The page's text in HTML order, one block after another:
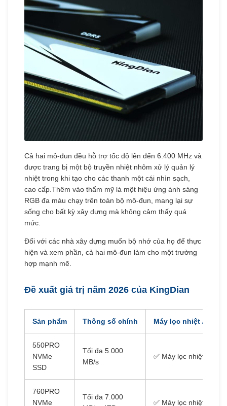
Cả hai mô-đun đều hỗ trợ tốc độ lên đến 6.400 MHz và
được trang bị một bộ truyền nhiệt nhôm xử lý quản lý
nhiệt trong khi tạo cho các thanh một cái nhìn sạch,
cao cấp.Thêm vào thẩm mỹ là một hiệu ứng ánh sáng
RGB đa màu chạy trên toàn bộ mô-đun, mang lại sự
sống cho bất kỳ xây dựng mà không cảm thấy quá
mức.
Đối với các nhà xây dựng muốn bộ nhớ của họ để thực
hiện và xem phần, cả hai mô-đun làm cho một trường
hợp mạnh mẽ.
Đề xuất giá trị năm 2026 của KingDian
Sản phẩm Thông số chính Máy lọc nhiệt / Máy
550PRO
NVMe
SSD
Tối đa 5.000
MB/s
✅ Máy lọc nhiệt
760PRO
NVMe
Tối đa 7.000
✅ Máy lọc nhiệt